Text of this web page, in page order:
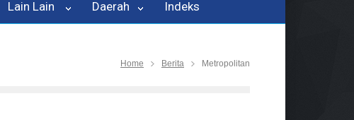
Lain Lain Daerah Indeks
Home Berita Metropolitan